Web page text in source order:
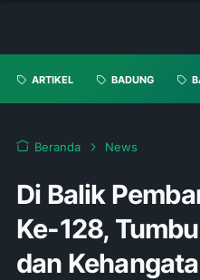
ARTIKEL BADUNG
Beranda News
Di Balik
Ke-128,
dan